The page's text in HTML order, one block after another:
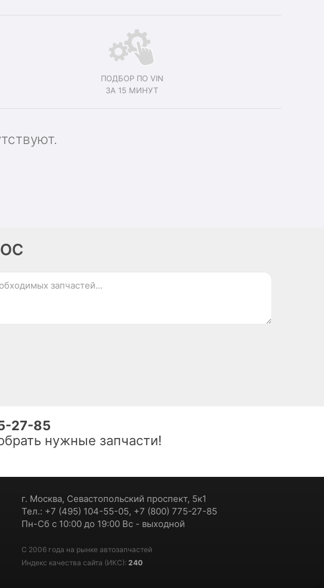
ПОДБОР ПО VIN
ЗА 15 МИНУТ
27-85
нужные запчасти!
г. Москва, Севастопольский проспект, 5к1
Тел.: +7 (495) 104-55-05, +7 (800) 775-27-85
Пн-Сб с 10:00 до 19:00 Вс - выходной
С 2006 года на рынке автозапчастей
Индекс качества сайта (ИКС): 240